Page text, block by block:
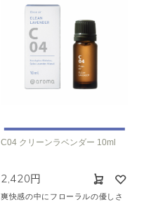
C04 クリーンラベンダー 10ml
2,420円
爽快感の中にフローラルの優しさ